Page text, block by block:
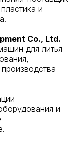
и
Co., Ltd.
для литья
и